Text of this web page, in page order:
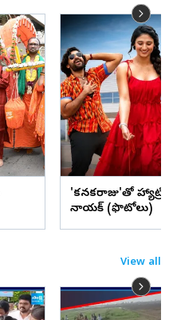
'కనకరాజు'తో
నాయక్ (ఫొటోలు)
View all